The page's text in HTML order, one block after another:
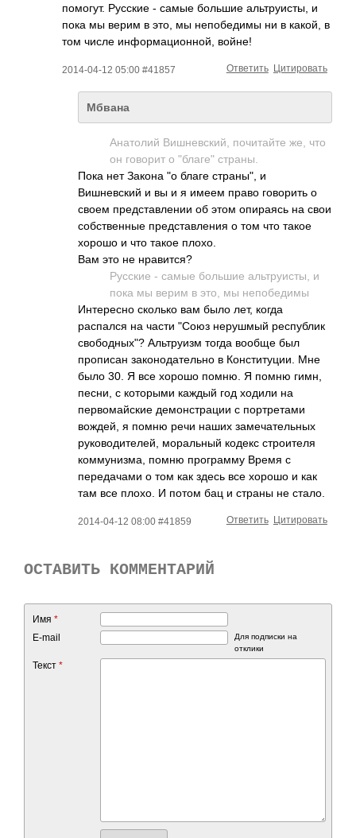
помогут. Русские - самые большие альтруисты, и
пока мы верим в это, мы непобедимы ни в какой, в
том числе информационной, войне!
2014-04-12 05:00 #41857 Цитировать
Ответить
Мбвана
Анатолий Вишневский, почитайте же, что
он говорит о "благе" страны.
Пока нет Закона "о благе страны", и
Вишневский и вы и я имеем право говорить о
своем представлении об этом опираясь на свои
собственные представления о том что такое
хорошо и что такое плохо.
Вам это не нравится?
Русские - самые большие альтруисты, и
пока мы верим в это, мы непобедимы
Интересно сколько вам было лет, когда
распался на части "Союз нерушмый республик
свободных"? Альтруизм тогда вообще был
прописан законодательно в Конституции. Мне
было 30. Я все хорошо помню. Я помню гимн,
песни, с которыми каждый год ходили на
первомайские демонстрации с портретами
вождей, я помню речи наших замечательных
руководителей, моральный кодекс строителя
коммунизма, помню программу Время с
передачами о том как здесь все хорошо и как
там все плохо. И потом бац и страны не стало.
2014-04-12 08:00 #41859 Цитировать
Ответить
ОСТАВИТЬ КОММЕНТАРИЙ
Имя *
E-mail
Для подписки на
отклики
Текст *